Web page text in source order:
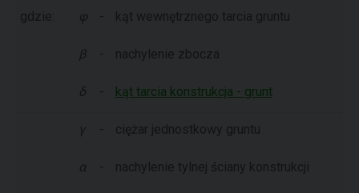
gdzie: φ - kąt wewnętrznego tarcia gruntu
β - nachylenie zbocza
δ - kąt tarcia konstrukcja - grunt
γ - ciężar jednostkowy gruntu
α - nachylenie tylnej ściany konstrukcji